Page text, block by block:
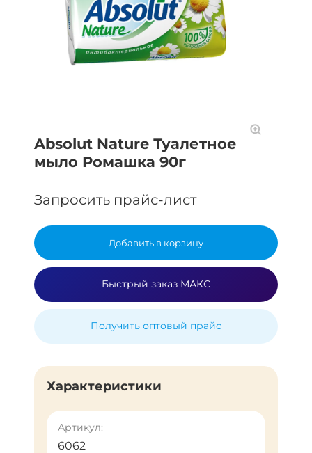
Absolut Nature Туалетное
мыло Ромашка 90г
Запросить прайс-лист
Добавить в корзину
Быстрый заказ МАКС
Получить оптовый прайс
Характеристики
Артикул:
6062